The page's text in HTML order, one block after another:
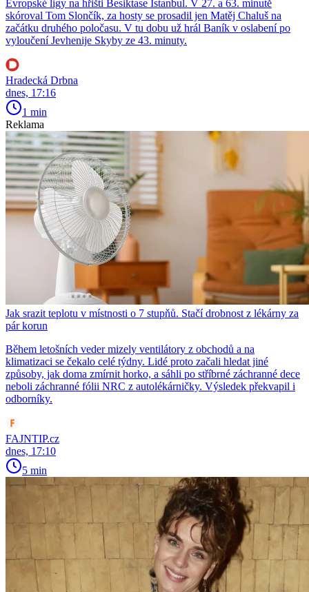
Evropské ligy na hřišti Besiktase Istanbul. V 27. a 63. minutě
skóroval Tom Slončík, za hosty se prosadil jen Matěj Chaluš na
začátku druhého poločasu. V tu dobu už hrál Baník v oslabení po
vyloučení Jevhenije Skyby ze 43. minuty.
Hradecká Drbna
dnes, 17:16
1 min
Reklama
Jak srazit teplotu v místnosti o 7 stupňů. Stačí drobnost z lékárny za
pár korun
Během letošních veder mizely ventilátory z obchodů a na
klimatizaci se čekalo celé týdny. Lidé proto začali hledat jiné
způsoby, jak doma zmírnit horko, a sáhli po stříbrné záchranné dece
neboli záchranné fólii NRC z autolékárničky. Výsledek překvapil i
odborníky.
FAJNTIP.cz
dnes, 17:10
5 min